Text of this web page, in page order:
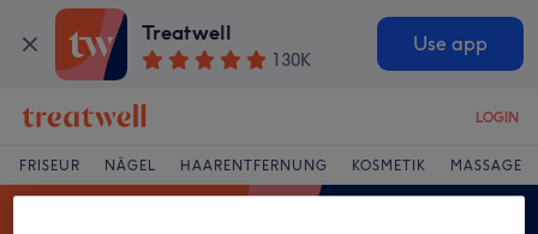
Treatwell
130K
Use app
LOGIN
FRISEUR NÄGEL HAARENTFERNUNG KOSMETIK MASSAGE